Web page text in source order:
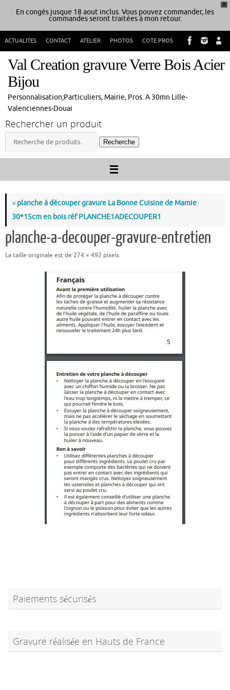
X
En congés jusque 18 aout inclus. Vous pouvez commander, les
commandes seront traitées à mon retour.
contenu
ACTUALITES CONTACT ATELIER PHOTOS COTE PROS
Val Creation gravure Verre Bois Acier
Bijou
Personnalisation;Particuliers, Mairie, Pros. A 30mn Lille-
Valenciennes-Douai
Rechercher un produit
Recherche
«planche à découper gravure La Bonne Cuisine de Mamie
30*15cm en bois réf PLANCHE1ADECOUPER1
planche-a-decouper-gravure-entretien
La taille originale est de 274 × 492 pixels
Paiements sécurisés
Gravure réalisée en Hauts de France